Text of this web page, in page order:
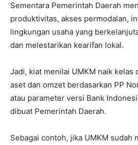
Sementara Pemerintah Daerah
produktivitas, akses permodalan,
lingkungan usaha yang
dan melestarikan kearifan lokal.
Jadi, kiat menilai UMKM naik kelas
aset dan omzet berdasarkan PP
atau parameter versi Bank
dibuat Pemerintah Daerah.
Sebagai contoh, jika UMKM sudah